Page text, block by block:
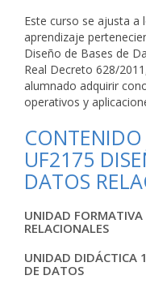
Este curso se ajusta a
aprendizaje
Diseño de Bases de
Real Decreto 628/
alumnado adquirir
operativos y
UF2175
DATOS
UNIDAD FORMATIVA
RELACIONALES
UNIDAD DIDÁCTICA
DE DATOS